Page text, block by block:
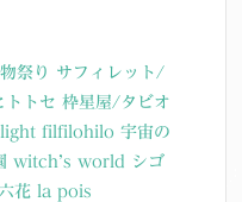
祭り
サフィレット/
トトセ 枠星屋/タビオ
filfilohilo 宇宙の
witch’s world
シゴ
花
la pois